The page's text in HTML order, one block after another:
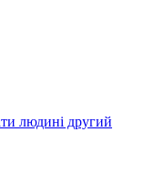
людині другий